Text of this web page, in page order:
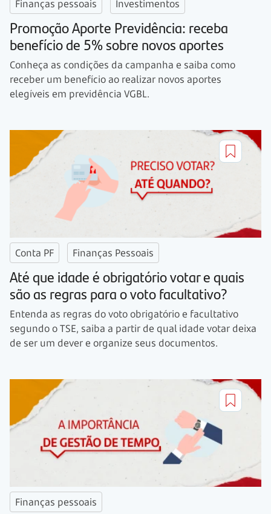
Finanças pessoais Investimentos
Promoção Aporte Previdência: receba
benefício de 5% sobre novos aportes
Conheça as condições da campanha e saiba como
receber um benefício ao realizar novos aportes
elegíveis em previdência VGBL.
Conta PF Finanças Pessoais
Até que idade é obrigatório votar e quais
são as regras para o voto facultativo?
Entenda as regras do voto obrigatório e facultativo
segundo o TSE, saiba a partir de qual idade votar deixa
de ser um dever e organize seus documentos.
Finanças pessoais